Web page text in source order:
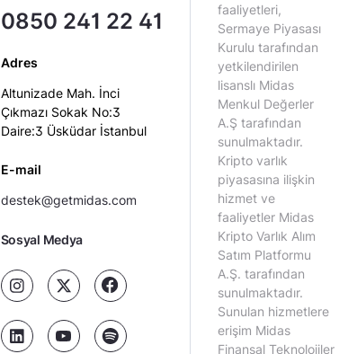
0850 241 22 41
Adres
Altunizade Mah. İnci
Çıkmazı Sokak No:3
Daire:3 Üsküdar İstanbul
E-mail
destek@getmidas.com
Sosyal Medya
faaliyetleri,
Sermaye Piyasası
Kurulu tarafından
yetkilendirilen
lisanslı Midas
Menkul Değerler
A.Ş tarafından
sunulmaktadır.
Kripto varlık
piyasasına ilişkin
hizmet ve
faaliyetler Midas
Kripto Varlık Alım
Satım Platformu
A.Ş. tarafından
sunulmaktadır.
Sunulan hizmetlere
erişim Midas
Finansal Teknolojiler